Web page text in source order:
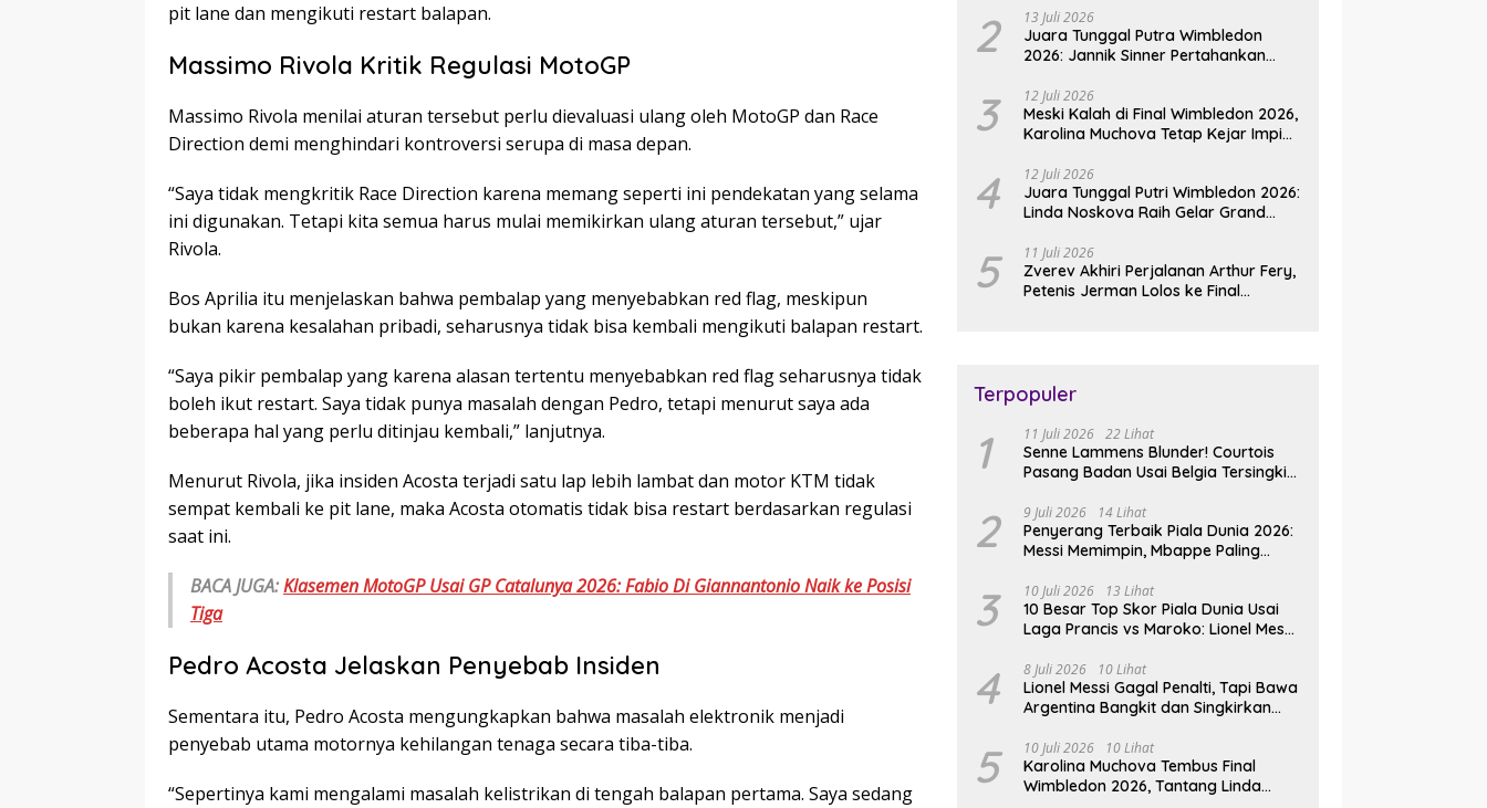
pit lane dan mengikuti restart balapan.
Massimo Rivola Kritik Regulasi MotoGP
Massimo Rivola menilai aturan tersebut perlu dievaluasi ulang oleh MotoGP dan Race
Direction demi menghindari kontroversi serupa di masa depan.
“Saya tidak mengkritik Race Direction karena memang seperti ini pendekatan yang selama
ini digunakan. Tetapi kita semua harus mulai memikirkan ulang aturan tersebut,” ujar
Rivola.
Bos Aprilia itu menjelaskan bahwa pembalap yang menyebabkan red flag, meskipun
bukan karena kesalahan pribadi, seharusnya tidak bisa kembali mengikuti balapan restart.
“Saya pikir pembalap yang karena alasan tertentu menyebabkan red flag seharusnya tidak
boleh ikut restart. Saya tidak punya masalah dengan Pedro, tetapi menurut saya ada
beberapa hal yang perlu ditinjau kembali,” lanjutnya.
Menurut Rivola, jika insiden Acosta terjadi satu lap lebih lambat dan motor KTM tidak
sempat kembali ke pit lane, maka Acosta otomatis tidak bisa restart berdasarkan regulasi
saat ini.
BACA JUGA:Klasemen MotoGP Usai GP Catalunya 2026: Fabio Di Giannantonio Naik ke Posisi
Tiga
Pedro Acosta Jelaskan Penyebab Insiden
Sementara itu, Pedro Acosta mengungkapkan bahwa masalah elektronik menjadi
penyebab utama motornya kehilangan tenaga secara tiba-tiba.
“Sepertinya kami mengalami masalah kelistrikan di tengah balapan pertama. Saya sedang
2 13 Juli 2026
Juara Tunggal Putra Wimbledon
2026: Jannik Sinner Pertahankan
Zverev
3 12 Juli 2026
Meski Kalah di Final Wimbledon 2026,
Karolina Muchova Tetap Kejar Impian
4 12 Juli 2026
Juara Tunggal Putri Wimbledon 2026:
Linda Noskova Raih Gelar Grand
5 11 Juli 2026
Zverev Akhiri Perjalanan Arthur Fery,
Petenis Jerman Lolos ke Final
Terpopuler
1 11 Juli 2026 22 Lihat
Senne Lammens Blunder! Courtois
Pasang Badan Usai Belgia Tersingkir
2 9 Juli 2026 14 Lihat
Penyerang Terbaik Piala Dunia 2026:
Messi Memimpin, Mbappe Paling
3 10 Juli 2026 13 Lihat
10 Besar Top Skor Piala Dunia Usai
Laga Prancis vs Maroko: Lionel Messi
4 8 Juli 2026 10 Lihat
Lionel Messi Gagal Penalti, Tapi Bawa
Argentina Bangkit dan Singkirkan
5 10 Juli 2026 10 Lihat
Karolina Muchova Tembus Final
Wimbledon 2026, Tantang Linda